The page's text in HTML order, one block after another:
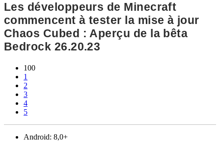
Les développeurs de Minecraft
commencent à tester la mise à jour
Chaos Cubed : Aperçu de la bêta
Bedrock 26.20.23
100
1
2
3
4
5
Android: 8,0+